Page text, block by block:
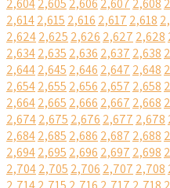
2,6042,605 2,606 2,607 2,608
2,6142,615 2,616 2,617 2,618
2,6242,625 2,626 2,627 2,628
2,6342,635 2,636 2,637 2,638
2,6442,645 2,646 2,647 2,648
2,6542,655 2,656 2,657 2,658
2,6642,665 2,666 2,667 2,668
2,6742,675 2,676 2,677 2,678
2,6842,685 2,686 2,687 2,688
2,6942,695 2,696 2,697 2,698
2,7042,705 2,706 2,707 2,708